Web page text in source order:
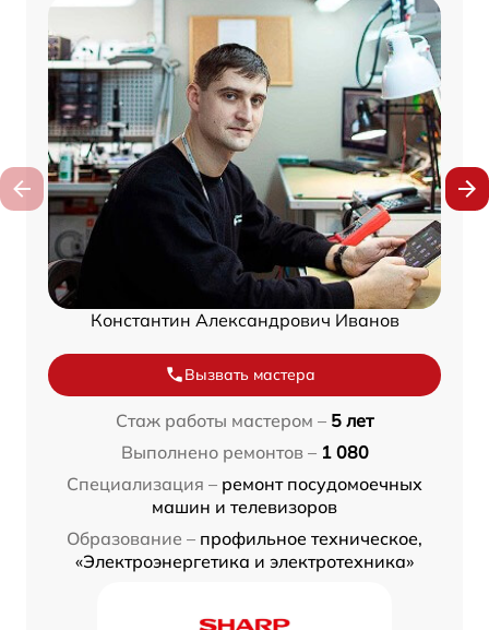
Константин Александрович Иванов
Вызвать мастера
Стаж работы мастером – 5 лет
Выполнено ремонтов – 1 080
Специализация – ремонт посудомоечных
машин и телевизоров
Образование – профильное техническое,
«Электроэнергетика и электротехника»